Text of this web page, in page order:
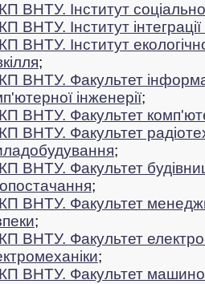
ВНТУ. Інститут
ВНТУ. Інститут
ВНТУ. Інститут
;
ВНТУ. Факультет
інженерії;
ВНТУ. Факультет
ВНТУ. Факультет
;
ВНТУ. Факультет
;
ВНТУ. Факультет
;
ВНТУ. Факультет
;
ВНТУ. Факультет